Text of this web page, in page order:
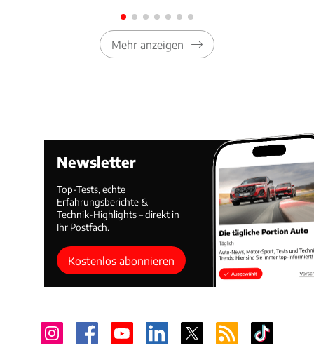
Mehr anzeigen
Newsletter
Top-Tests, echte
Erfahrungsberichte &
Technik-Highlights – direkt in
Ihr Postfach.
Kostenlos abonnieren